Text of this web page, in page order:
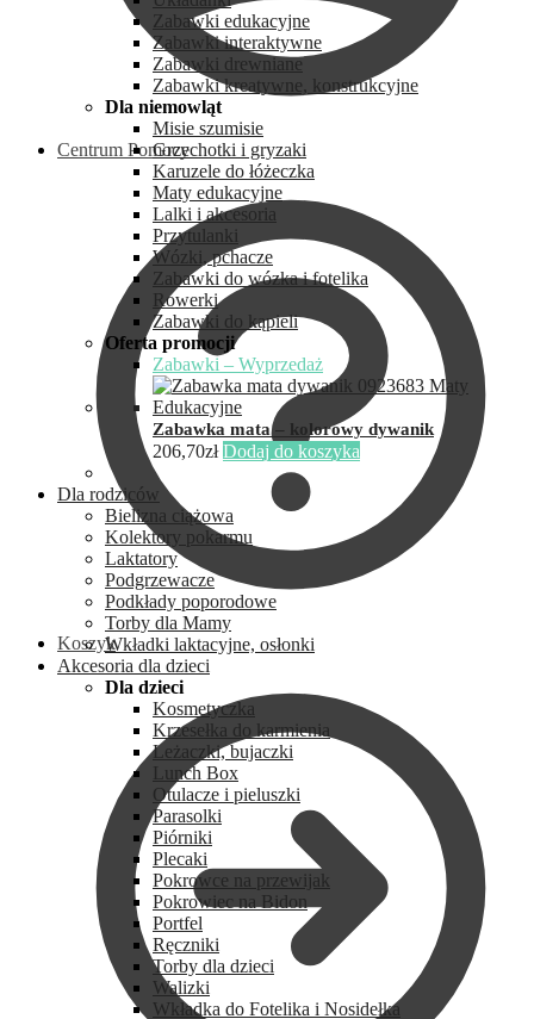
Centrum Pomocy
Koszyk
Zabawki edukacyjne
Zabawki interaktywne
Zabawki drewniane
Zabawki kreatywne, konstrukcyjne
Dla niemowląt
Misie szumisie
Grzechotki i gryzaki
Karuzele do łóżeczka
Maty edukacyjne
Lalki i akcesoria
Przytulanki
Wózki, pchacze
Zabawki do wózka i fotelika
Rowerki
Zabawki do kąpieli
Oferta promocji
Zabawki – Wyprzedaż
Zabawka mata – kolorowy dywanik
206,70zł Dodaj do koszyka
Dla rodziców
Bielizna ciążowa
Kolektory pokarmu
Laktatory
Podgrzewacze
Podkłady poporodowe
Torby dla Mamy
Wkładki laktacyjne, osłonki
Akcesoria dla dzieci
Dla dzieci
Kosmetyczka
Krzesełka do karmienia
Leżaczki, bujaczki
Lunch Box
Otulacze i pieluszki
Parasolki
Piórniki
Plecaki
Pokrowce na przewijak
Pokrowiec na Bidon
Portfel
Ręczniki
Torby dla dzieci
Walizki
Wkładka do Fotelika i Nosidełka